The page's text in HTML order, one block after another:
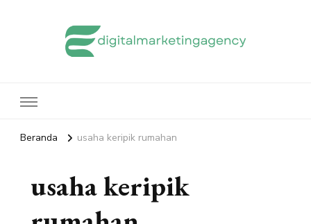
Beranda usaha keripik rumahan
usaha keripik